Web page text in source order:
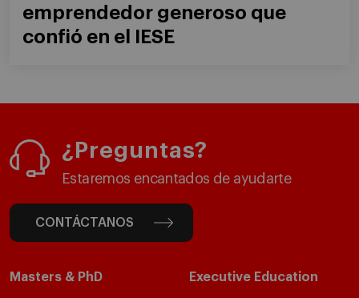
emprendedor generoso que
confió en el IESE
¿Preguntas?
Estaremos encantados de ayudarte
CONTÁCTANOS
Masters & PhD Executive Education